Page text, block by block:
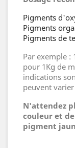
Pigments
Pigments
Pigments de
Par exemple :
pour 1Kg de
indications
peuvent
N'attendez
couleur et
pigment